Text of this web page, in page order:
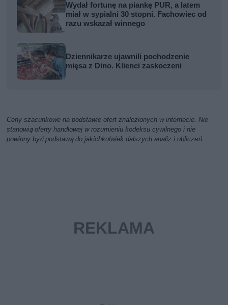
Wydał fortunę na piankę PUR, a latem
miał w sypialni 30 stopni. Fachowiec od
razu wskazał winnego
Dziennikarze ujawnili pochodzenie
mięsa z Dino. Klienci zaskoczeni
Ceny szacunkowe na podstawie ofert znalezionych w internecie. Nie
stanowią oferty handlowej w rozumieniu kodeksu cywilnego i nie
powinny być podstawą do jakichkolwiek dalszych analiz i obliczeń